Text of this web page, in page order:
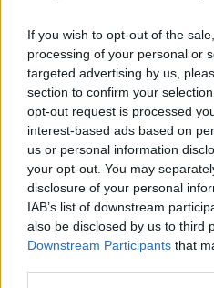
If you wish to opt-out of the
processing of your personal or
targeted advertising by us,
section to confirm your
opt-out request is processed
interest-based ads based on
us or personal information
your opt-out. You may
disclosure of your personal
IAB’s list of downstream
also be disclosed by us to third
Downstream Participants that
A hónap jazzere:
GregJazz •2009. július 19.
A 72 esztendős Ron Carter
nagybőgős. Michigan
született, majd